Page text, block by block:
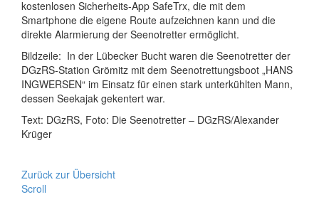
kostenlosen Sicherheits-App SafeTrx, die mit dem
Smartphone die eigene Route aufzeichnen kann und die
direkte Alarmierung der Seenotretter ermöglicht.
Bildzeile: In der Lübecker Bucht waren die Seenotretter der
DGzRS-Station Grömitz mit dem Seenotrettungsboot „HANS
INGWERSEN“ im Einsatz für einen stark unterkühlten Mann,
dessen Seekajak gekentert war.
Text: DGzRS, Foto: Die Seenotretter – DGzRS/Alexander
Krüger
Zurück zur Übersicht
Scroll